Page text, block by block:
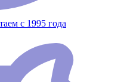
с 1995 года